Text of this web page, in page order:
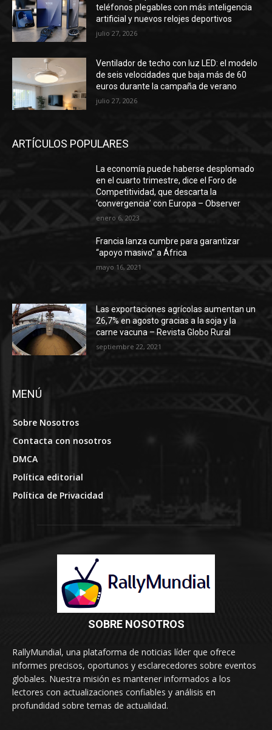
teléfonos plegables con más inteligencia
artificial y nuevos relojes deportivos
julio 27, 2026
Ventilador de techo con luz LED: el modelo
de seis velocidades que baja más de 60
euros durante la campaña de verano
julio 27, 2026
ARTÍCULOS POPULARES
La economía puede haberse desplomado
en el cuarto trimestre, dice el Foro de
Competitividad, que descarta la
‘convergencia’ con Europa – Observer
enero 6, 2023
Francia lanza cumbre para garantizar
“apoyo masivo” a África
mayo 16, 2021
Las exportaciones agrícolas aumentan un
26,7% en agosto gracias a la soja y la
carne vacuna – Revista Globo Rural
septiembre 22, 2021
MENÚ
Sobre Nosotros
Contacta con nosotros
DMCA
Política editorial
Política de Privacidad
SOBRE NOSOTROS
RallyMundial, una plataforma de noticias líder que ofrece
informes precisos, oportunos y esclarecedores sobre eventos
globales. Nuestra misión es mantener informados a los
lectores con actualizaciones confiables y análisis en
profundidad sobre temas de actualidad.